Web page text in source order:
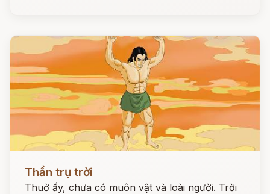
Đọc ngay
Thần trụ trời
Thuở ấy, chưa có muôn vật và loài người. Trời